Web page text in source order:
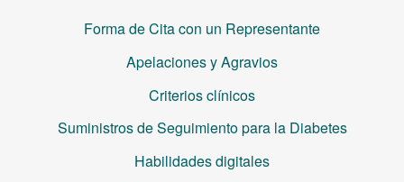
Forma de Cita con un Representante
Apelaciones y Agravios
Criterios clínicos
Suministros de Seguimiento para la Diabetes
Habilidades digitales